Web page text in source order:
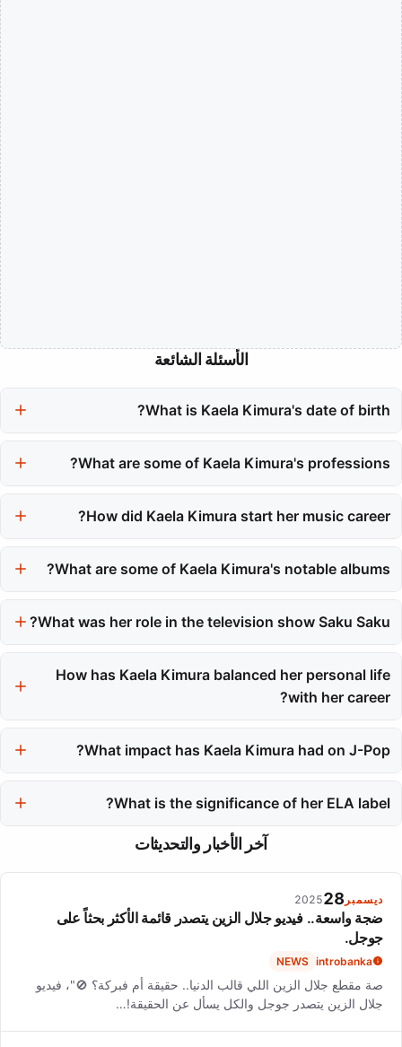
الأسئلة الشائعة
What is Kaela Kimura's date of birth?
What are some of Kaela Kimura's professions?
presenter. She has been active in various creative fields since
How did Kaela Kimura start her music career?
'Level42,' which sold out quickly and led to her signing with
What are some of Kaela Kimura's notable albums?
'Scratch' (2007), 'Rock' (2013), and 'Magnetic' (2022),
What was her role in the television show Saku Saku?
from 2003 to 2006, which helped her develop skills in audience
connection and improvisation.
How has Kaela Kimura balanced her personal life
with her career?
mother, continuing to release music and maintain a steady
What impact has Kaela Kimura had on J-Pop?
music style and collaborations, contributing to the genre's
What is the significance of her ELA label?
Kaela Kimura founded her own label, ELA, in 2013, which
allowed her greater creative control and independence in her
آخر الأخبار والتحديثات
ديسمبر 28
2025
ضجة واسعة.. فيديو جلال الزين يتصدر قائمة الأكثر بحثاً على
جوجل.
introbanka
NEWS
صة مقطع جلال الزين اللي قالب الدنيا.. حقيقة أم فبركة؟ 🚫"، فيديو
جلال الزين يتصدر جوجل والكل يسأل عن الحقيقة!…